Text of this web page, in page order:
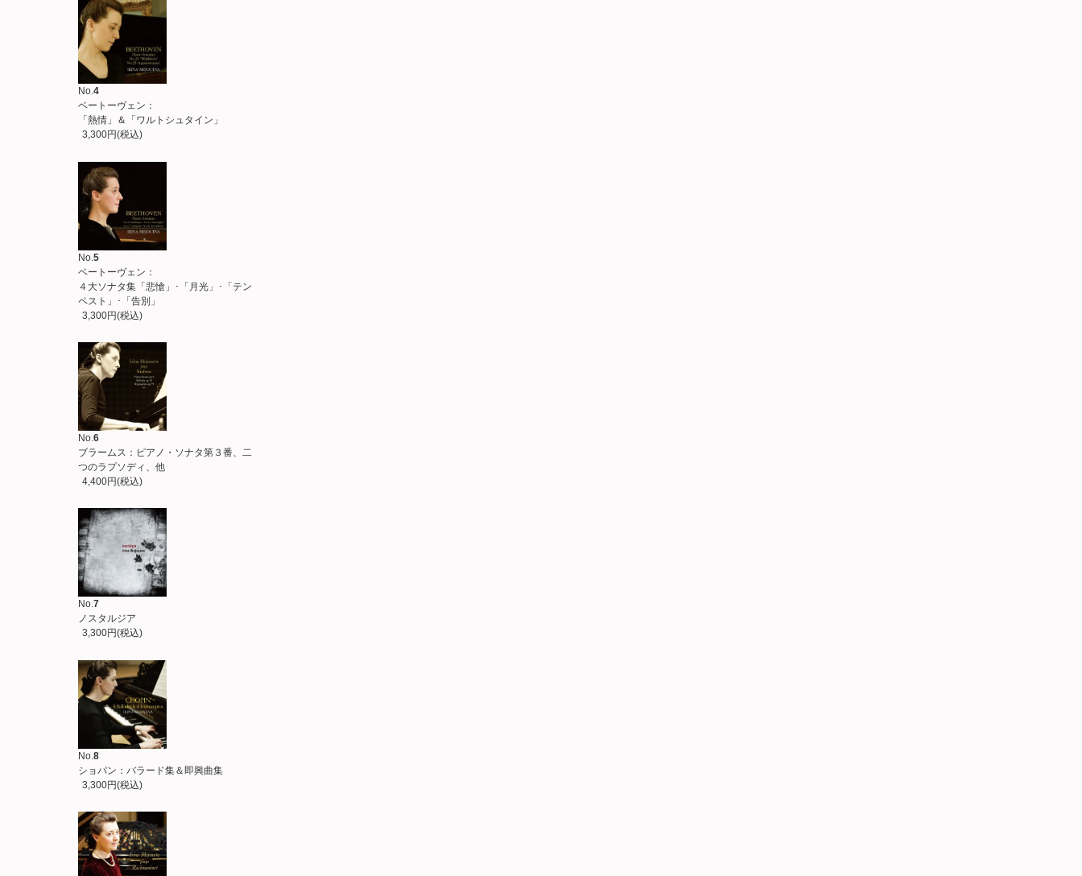
No.4
ベートーヴェン：
「熱情」＆「ワルトシュタイン」
3,300円(税込)
No. 5
ベートーヴェン：
４大ソナタ集「悲愴」･「月光」･「テン
ペスト」･「告別」
3,300円(税込)
No.6
ブラームス：ピアノ・ソナタ第３番、二
つのラプソディ、他
4,400円(税込)
No.7
ノスタルジア
3,300円(税込)
No. 8
ショパン：バラード集＆即興曲集
3,300円(税込)